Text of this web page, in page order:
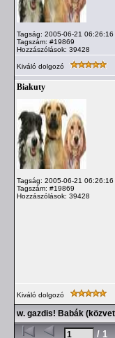
Tagság: 2005-06-21 06:26:16
Tagszám: #19869
Hozzászólások: 39428
Kiváló dolgozó
Biakuty
Tagság: 2005-06-21 06:26:16
Tagszám: #19869
Hozzászólások: 39428
Kiváló dolgozó
w. gazdis! Babák
/ 1